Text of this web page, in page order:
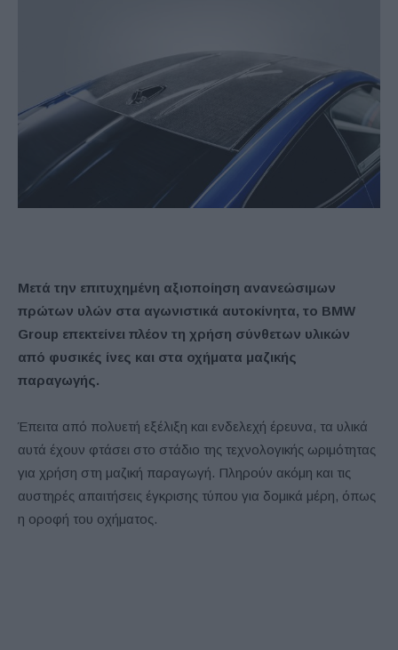
Μετά την επιτυχημένη αξιοποίηση ανανεώσιμων
πρώτων υλών στα αγωνιστικά αυτοκίνητα, το BMW
Group επεκτείνει πλέον τη χρήση σύνθετων υλικών
από φυσικές ίνες και στα οχήματα μαζικής
παραγωγής.
Έπειτα από πολυετή εξέλιξη και ενδελεχή έρευνα, τα υλικά
αυτά έχουν φτάσει στο στάδιο της τεχνολογικής ωριμότητας
για χρήση στη μαζική παραγωγή. Πληρούν ακόμη και τις
αυστηρές απαιτήσεις έγκρισης τύπου για δομικά μέρη, όπως
η οροφή του οχήματος.